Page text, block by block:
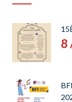
8